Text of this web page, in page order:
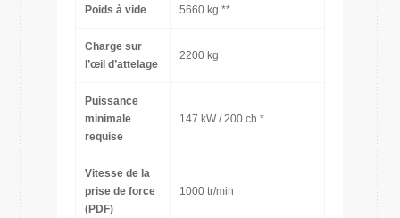
Poids à vide 5660 kg **
Charge sur
l’œil d’attelage
2200 kg
Puissance
minimale
requise
147 kW / 200 ch *
Vitesse de la
prise de force
(PDF)
1000 tr/min